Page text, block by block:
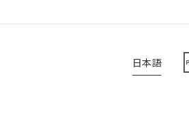
日本語